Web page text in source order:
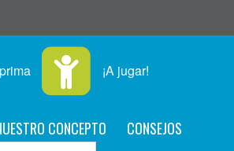
¡A jugar!
CONCEPTO CONSEJOS